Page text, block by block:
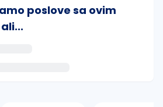
poslove sa ovim